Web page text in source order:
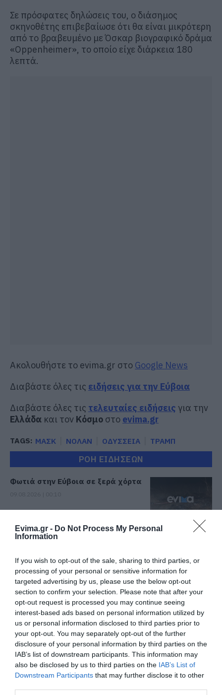
Evima.gr - Do Not Process My Personal
Information
If you wish to opt-out of the sale, sharing to third parties, or
processing of your personal or sensitive information for
targeted advertising by us, please use the below opt-out
section to confirm your selection. Please note that after your
opt-out request is processed you may continue seeing
interest-based ads based on personal information utilized by
us or personal information disclosed to third parties prior to
your opt-out. You may separately opt-out of the further
disclosure of your personal information by third parties on the
IAB’s list of downstream participants. This information may
also be disclosed by us to third parties on the IAB’s List of
Downstream Participants that may further disclose it to other
Σε πρόσφατες δηλώσεις του, ο διάσημος
σκηνοθέτης επιβεβαίωσε ότι θα είναι μικρότερη
από το βραβευμένο με Όσκαρ βιογραφικό δράμα
«Oppenheimer», το οποίο είχε διάρκεια 180
λεπτά.
Ακολουθήστε το evima.gr στο Google News
Διαβάστε όλες τις ειδήσεις για την Εύβοια
Διαβάστε όλες τις τελευταίες ειδήσεις για την
Ελλάδα και τον Κόσμο στο evima.gr
TAGS: ΜΑΣΚ ΝΟΛΑΝ ΟΔΥΣΣΕΙΑ ΤΡΑΜΠ
ΡΟΗ ΕΙΔΗΣΕΩΝ
Φωτιά στην Εύβοια σε ξερά χόρτα
Ρίγη συγκίνησης στην Εύβοια! Η
Ιερά Μονή Οσίου Δαυΐδ έλαμψε
Μεταμορφώσεως
08.08.2026 | 21:00
Φάνης Σπανός: 500.000 € για την
ενεργειακή αναβάθμιση του 4ου
Δημοτικού Σχολείου Λιβαδειάς
08.08.2026 | 20:40
Εύβοια: Τέλος στις παράνομες
χωματερές – Έρχονται πρόστιμα
χωρίς εξαιρέσεις
08.08.2026 | 20:20